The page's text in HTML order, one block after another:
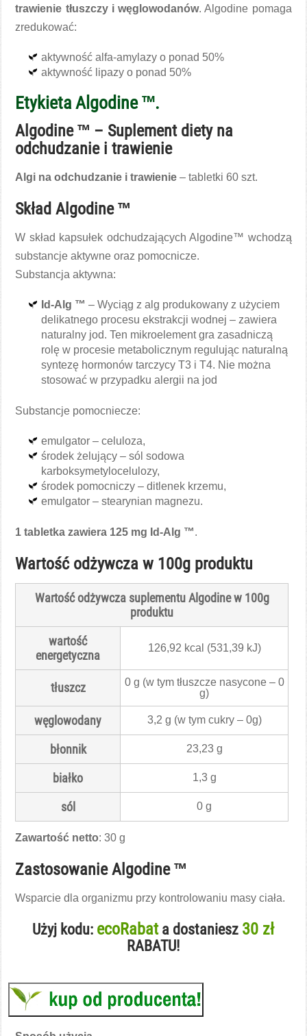
trawienie tłuszczy i węglowodanów. Algodine pomaga
zredukować:
aktywność alfa-amylazy o ponad 50%
aktywność lipazy o ponad 50%
Etykieta Algodine ™.
Algodine ™ – Suplement diety na
odchudzanie i trawienie
Algi na odchudzanie i trawienie – tabletki 60 szt.
Skład Algodine ™
W skład kapsułek odchudzających Algodine™ wchodzą
substancje aktywne oraz pomocnicze.
Substancja aktywna:
Id-Alg ™ – Wyciąg z alg produkowany z użyciem
delikatnego procesu ekstrakcji wodnej – zawiera
naturalny jod. Ten mikroelement gra zasadniczą
rolę w procesie metabolicznym regulując naturalną
syntezę hormonów tarczycy T3 i T4. Nie można
stosować w przypadku alergii na jod
Substancje pomocniecze:
emulgator – celuloza,
środek żelujący – sól sodowa
karboksymetylocelulozy,
środek pomocniczy – ditlenek krzemu,
emulgator – stearynian magnezu.
1 tabletka zawiera 125 mg Id-Alg ™.
Wartość odżywcza w 100g produktu
Wartość odżywcza suplementu Algodine w 100g
produktu
wartość
energetyczna
126,92 kcal (531,39 kJ)
tłuszcz
0 g (w tym tłuszcze nasycone – 0
g)
węglowodany 3,2 g (w tym cukry – 0g)
błonnik 23,23 g
białko 1,3 g
sól 0 g
Zawartość netto: 30 g
Zastosowanie Algodine ™
Wsparcie dla organizmu przy kontrolowaniu masy ciała.
Użyj kodu: ecoRabata dostaniesz 30 zł
RABATU!